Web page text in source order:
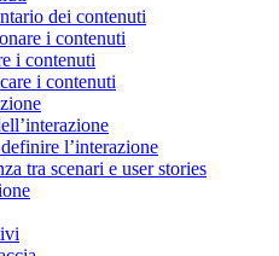
dei contenuti
i contenuti
i contenuti
i contenuti
l’interazione
tra scenari e user stories